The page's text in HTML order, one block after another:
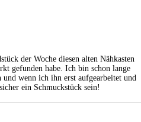
der Woche diesen alten Nähkasten
gefunden habe. Ich bin schon lange
und wenn ich ihn erst aufgearbeitet und
ein Schmuckstück sein!